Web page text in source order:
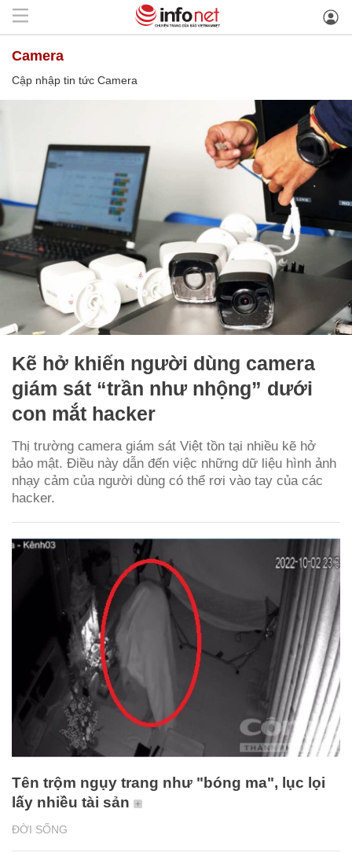
Camera
Cập nhập tin tức Camera
Kẽ hở khiến người dùng camera
giám sát “trần như nhộng” dưới
con mắt hacker
Thị trường camera giám sát Việt tồn tại nhiều kẽ hở
bảo mật. Điều này dẫn đến việc những dữ liệu hình ảnh
nhạy cảm của người dùng có thể rơi vào tay của các
hacker.
ĐỜI SỐNG
Tên trộm ngụy trang như "bóng ma", lục lọi
lấy nhiều tài sản